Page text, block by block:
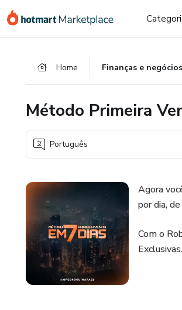
para
para
para
Home Finanças e negócios
Método Primeira
Português
Agora
por dia,
Com o
Exclusivas.